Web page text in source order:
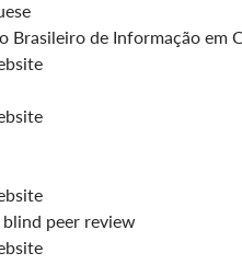
Brasileiro de Informação em
peer review